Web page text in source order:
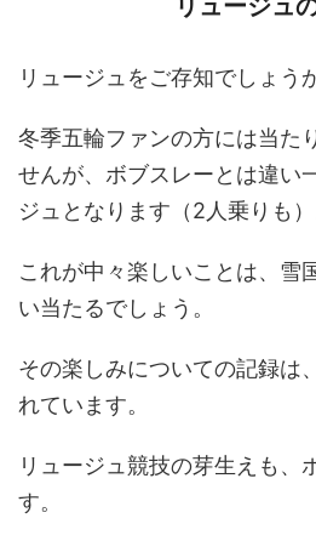
リュージュ
リュージュをご存知でしょう
冬季五輪ファンの方には当た
せんが、ボブスレーとは違い
ジュとなります（2人乗りも）
これが中々楽しいことは、雪
い当たるでしょう。
その楽しみについての記録は
れています。
リュージュ競技の芽生えも、
す。